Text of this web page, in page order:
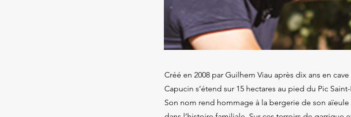
Créé en 2008 par Guilhem Viau après dix ans en
Capucin s’étend sur 15 hectares au pied du Pic
Son nom rend hommage à la bergerie de son